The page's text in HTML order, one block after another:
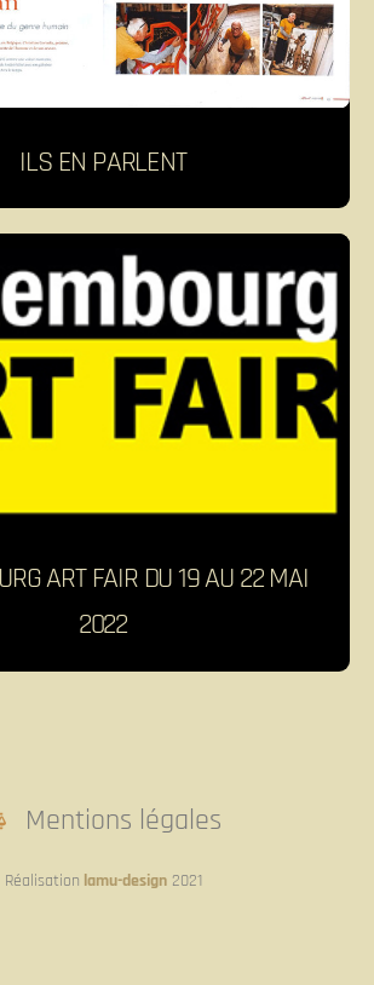
ILS EN PARLENT
ART FAIR DU 19 AU 22 MAI
2022
Mentions légales
Réalisation lamu-design 2021